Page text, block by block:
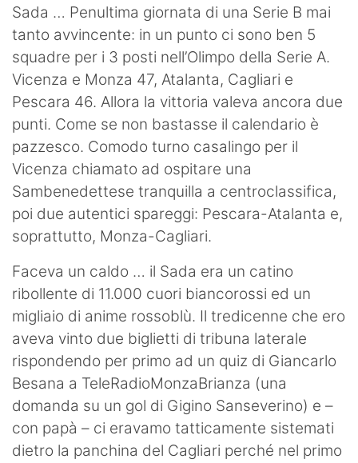
Altre
News
Turismo
Eventi
Sada … Penultima giornata di una Serie B mai
tanto avvincente: in un punto ci sono ben 5
squadre per i 3 posti nell’Olimpo della Serie A.
Vicenza e Monza 47, Atalanta, Cagliari e
Pescara 46. Allora la vittoria valeva ancora due
punti. Come se non bastasse il calendario è
pazzesco. Comodo turno casalingo per il
Vicenza chiamato ad ospitare una
Sambenedettese tranquilla a centroclassifica,
poi due autentici spareggi: Pescara-Atalanta e,
soprattutto, Monza-Cagliari.
Faceva un caldo … il Sada era un catino
ribollente di 11.000 cuori biancorossi ed un
migliaio di anime rossoblù. Il tredicenne che ero
aveva vinto due biglietti di tribuna laterale
rispondendo per primo ad un quiz di Giancarlo
Besana a TeleRadioMonzaBrianza (una
domanda su un gol di Gigino Sanseverino) e –
con papà – ci eravamo tatticamente sistemati
dietro la panchina del Cagliari perché nel primo